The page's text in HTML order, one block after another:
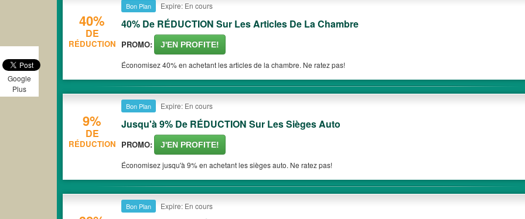
40%
DE
RÉDUCTION
Bon Plan Expire: En cours
40% De RÉDUCTION Sur Les Articles De La Chambre
PROMO: J'EN PROFITE!
Économisez 40% en achetant les articles de la chambre. Ne ratez pas!
9%
DE
RÉDUCTION
Bon Plan Expire: En cours
Jusqu'à 9% De RÉDUCTION Sur Les Sièges Auto
PROMO: J'EN PROFITE!
Économisez jusqu'à 9% en achetant les sièges auto. Ne ratez pas!
Bon Plan Expire: En cours
Google
Plus